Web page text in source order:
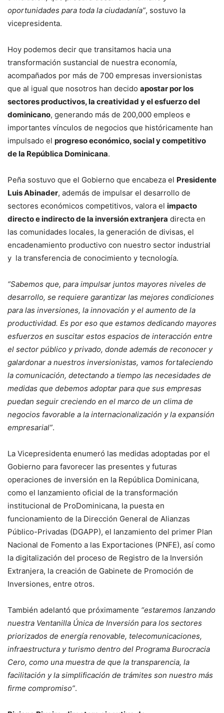
oportunidades para toda la ciudadanía”, sostuvo la
vicepresidenta.
Hoy podemos decir que transitamos hacia una
transformación sustancial de nuestra economía,
acompañados por más de 700 empresas inversionistas
que al igual que nosotros han decido apostar por los
sectores productivos, la creatividad y el esfuerzo del
dominicano, generando más de 200,000 empleos e
importantes vínculos de negocios que históricamente han
impulsado el progreso económico, social y competitivo
de la República Dominicana.
Peña sostuvo que el Gobierno que encabeza el Presidente
Luis Abinader, además de impulsar el desarrollo de
sectores económicos competitivos, valora el impacto
directo e indirecto de la inversión extranjera directa en
las comunidades locales, la generación de divisas, el
encadenamiento productivo con nuestro sector industrial
y la transferencia de conocimiento y tecnología.
“Sabemos que, para impulsar juntos mayores niveles de
desarrollo, se requiere garantizar las mejores condiciones
para las inversiones, la innovación y el aumento de la
productividad. Es por eso que estamos dedicando mayores
esfuerzos en suscitar estos espacios de interacción entre
el sector público y privado, donde además de reconocer y
galardonar a nuestros inversionistas, vamos fortaleciendo
la comunicación, detectando a tiempo las necesidades de
medidas que debemos adoptar para que sus empresas
puedan seguir creciendo en el marco de un clima de
negocios favorable a la internacionalización y la expansión
empresarial”.
La Vicepresidenta enumeró las medidas adoptadas por el
Gobierno para favorecer las presentes y futuras
operaciones de inversión en la República Dominicana,
como el lanzamiento oficial de la transformación
institucional de ProDominicana, la puesta en
funcionamiento de la Dirección General de Alianzas
Público-Privadas (DGAPP), el lanzamiento del primer Plan
Nacional de Fomento a las Exportaciones (PNFE), así como
la digitalización del proceso de Registro de la Inversión
Extranjera, la creación de Gabinete de Promoción de
Inversiones, entre otros.
También adelantó que próximamente “estaremos lanzando
nuestra Ventanilla Única de Inversión para los sectores
priorizados de energía renovable, telecomunicaciones,
infraestructura y turismo dentro del Programa Burocracia
Cero, como una muestra de que la transparencia, la
facilitación y la simplificación de trámites son nuestro más
firme compromiso”.